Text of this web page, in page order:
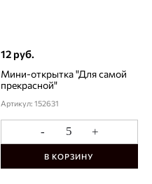
12 руб.
Мини-открытка "Для самой
прекрасной"
Артикул: 152631
- +
В КОРЗИНУ